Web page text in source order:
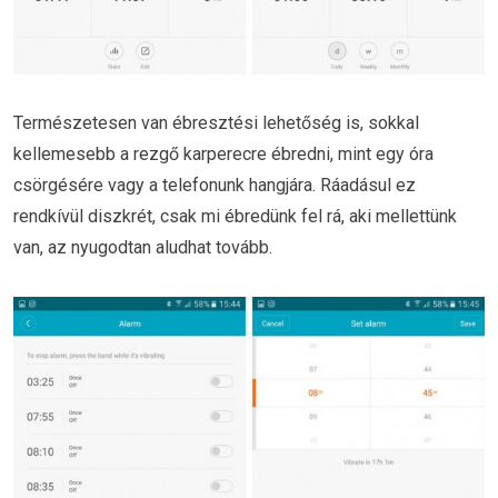
Természetesen van ébresztési lehetőség is, sokkal
kellemesebb a rezgő karperecre ébredni, mint egy óra
csörgésére vagy a telefonunk hangjára. Ráadásul ez
rendkívül diszkrét, csak mi ébredünk fel rá, aki mellettünk
van, az nyugodtan aludhat tovább.